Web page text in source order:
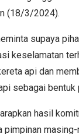
(18/3/2024).
supaya
keselamatan
api dan
sebagai bentuk
hasil
pimpinan